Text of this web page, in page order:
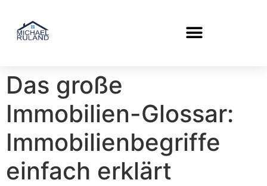
Das große
Immobilien-Glossar:
Immobilienbegriffe
einfach erklärt